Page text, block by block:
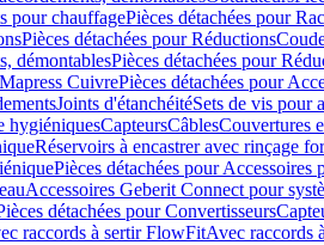
pour chauffagePièces détachées pour
Pièces détachées pour Réductions
démontablesPièces détachées pour
CuivrePièces détachées pour
Joints d'étanchéitéSets de vis pour
hygiéniquesCapteursCâblesCouvertures
Réservoirs à encastrer avec rinçage
Pièces détachées pour
Accessoires Geberit Connect pour
détachées pour Convertisseurs
raccords à sertir FlowFitAvec raccords